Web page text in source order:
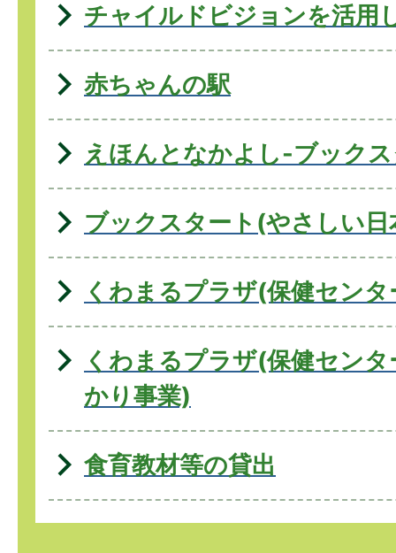
チャイルドビジョンを活用
赤ちゃんの駅
えほんとなかよし-ブック
ブックスタート(やさしい日
くわまるプラザ(保健セン
くわまるプラザ(保健セン
かり事業)
食育教材等の貸出